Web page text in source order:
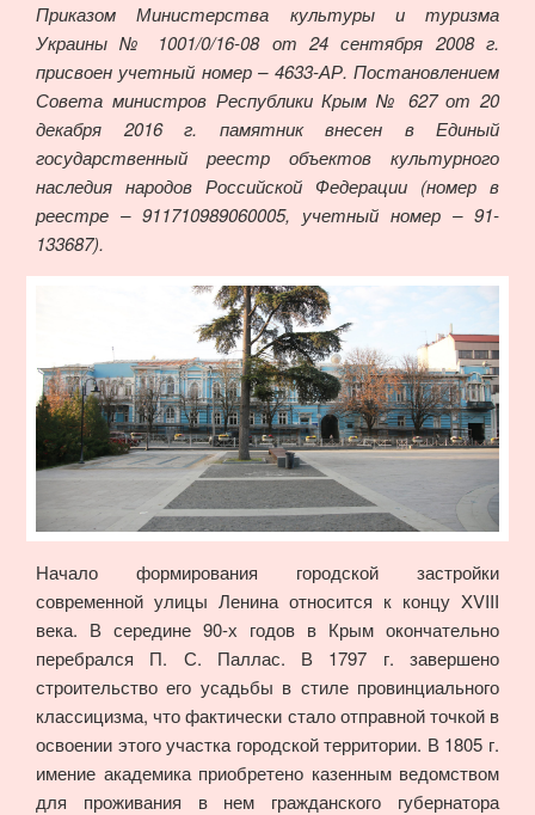
Приказом Министерства культуры и туризма
Украины № 1001/0/16-08 от 24 сентября 2008 г.
присвоен учетный номер – 4633-АР. Постановлением
Совета министров Республики Крым № 627 от 20
декабря 2016 г. памятник внесен в Единый
государственный реестр объектов культурного
наследия народов Российской Федерации (номер в
реестре – 911710989060005, учетный номер – 91-
133687).
Начало формирования городской застройки
современной улицы Ленина относится к концу XVIII
века. В середине 90-х годов в Крым окончательно
перебрался П. С. Паллас. В 1797 г. завершено
строительство его усадьбы в стиле провинциального
классицизма, что фактически стало отправной точкой в
освоении этого участка городской территории. В 1805 г.
имение академика приобретено казенным ведомством
для проживания в нем гражданского губернатора